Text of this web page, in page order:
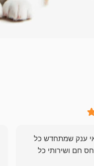
ענק שמתחדש כל
חם ושירותי כל